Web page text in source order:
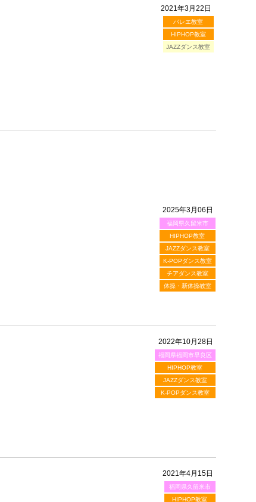
2021年3月22日
バレエ教室
HIPHOP教室
JAZZダンス教室
2025年3月06日
福岡県久留米市
HIPHOP教室
JAZZダンス教室
K-POPダンス教室
チアダンス教室
体操・新体操教室
2022年10月28日
福岡県福岡市早良区
HIPHOP教室
JAZZダンス教室
K-POPダンス教室
2021年4月15日
福岡県久留米市
HIPHOP教室